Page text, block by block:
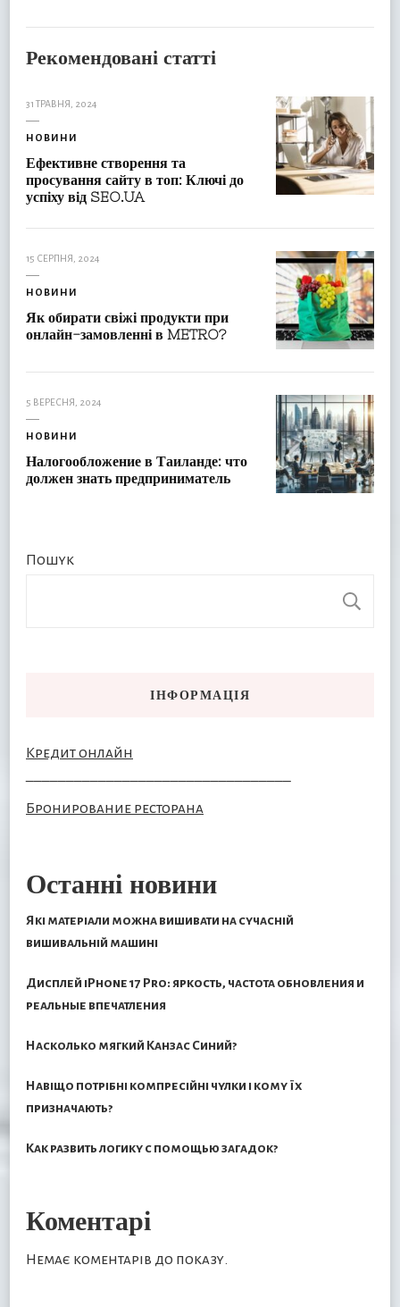
Рекомендовані статті
31 ТРАВНЯ, 2024
НОВИНИ
Ефективне створення та
просування сайту в топ: Ключі до
успіху від SEO.UA
15 СЕРПНЯ, 2024
НОВИНИ
Як обирати свіжі продукти при
онлайн-замовленні в METRO?
5 ВЕРЕСНЯ, 2024
НОВИНИ
Налогообложение в Таиланде: что
должен знать предприниматель
Пошук
ІНФОРМАЦІЯ
Кредит онлайн
–––––––––––––––––––––––––––––––––
Бронирование ресторана
Останні новини
Які матеріали можна вишивати на сучасній
вишивальній машині
Дисплей iPhone 17 Pro: яркость, частота обновления и
реальные впечатления
Насколько мягкий Канзас Синий?
Навіщо потрібні компресійні чулки і кому їх
призначають?
Как развить логику с помощью загадок?
Коментарі
Немає коментарів до показу.